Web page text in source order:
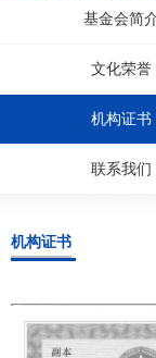
基金会简
文化荣誉
机构证书
联系我们
机构证书